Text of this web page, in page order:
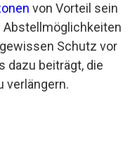
von Vorteil sein
Abstellmöglichkeiten
Schutz vor
dazu beiträgt, die
verlängern.